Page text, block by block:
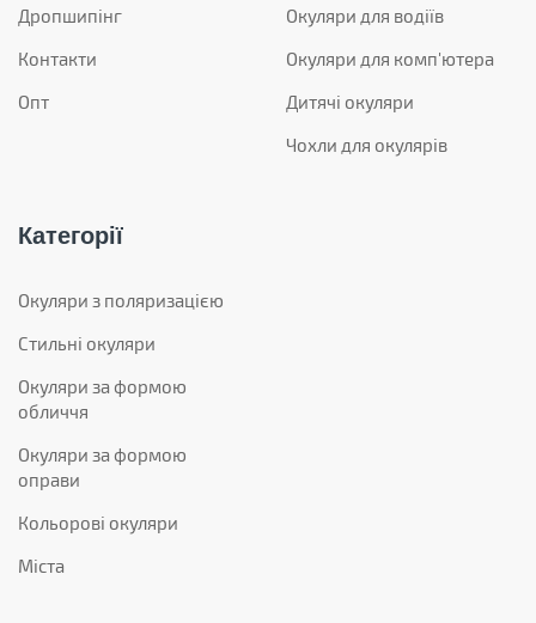
Дропшипінг
Контакти
Опт
Окуляри для водіїв
Окуляри для комп'ютера
Дитячі окуляри
Чохли для окулярів
Категорії
Окуляри з поляризацією
Стильні окуляри
Окуляри за формою
обличчя
Окуляри за формою
оправи
Кольорові окуляри
Міста